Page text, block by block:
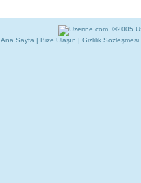
©2005
Ana Sayfa | Bize Ulaşın | Gizlilik Sözleşmesi